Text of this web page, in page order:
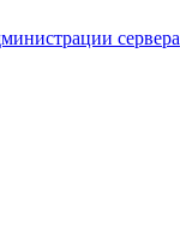
сервера